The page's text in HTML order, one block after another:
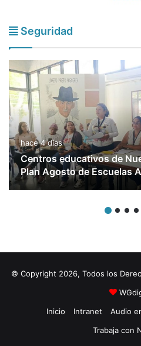
Seguridad
hace 4 días
Centros educativos de
Plan Agosto de Escuelas
© Copyright 2026, Todos los
Inicio
Intranet Audio
Trabaja con